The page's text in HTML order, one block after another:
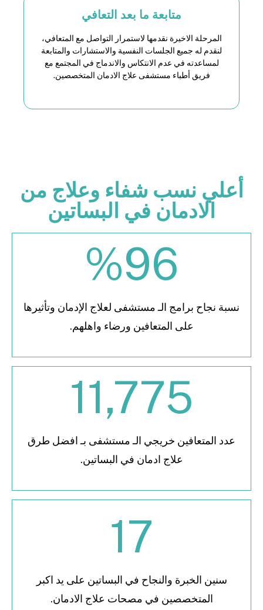
متابعة ما بعد التعافي
المرحلة الاخيرة نقدمها لاستمرار التواصل مع المتعافي،
لنقدم له جميع الجلسات النفسية والاستشارات والمتابعة
لمساعدته في عدم الانتكاس والاندماج في المجتمع مع
فريق أطباء مستشفى علاج الادمان المتخصصين.
أعلي نسب شفاء وعلاج من
الادمان في البساتين
96
%
نسبة نجاح برامج الـ مستشفى لعلاج الإدمان وتأثيرها
على المتعافين ورضاء واهلهم.
11,775
عدد المتعافين خريجي الـ مستشفى بـ افضل طرق
علاج ادمان في البساتين.
17
سنين الخبرة والنجاح في البساتين على يد اكبر
المتخصصين في مصحات علاج الادمان.